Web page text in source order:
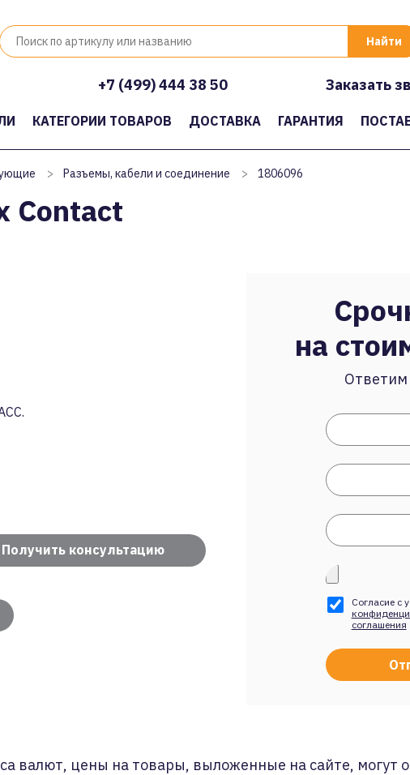
+7 (499) 444 38 50 Заказать
КАТЕГОРИИ ТОВАРОВ ДОСТАВКА ГАРАНТИЯ
> Разъемы, кабели и соединение > 1806096
Contact
Получить консультацию
на
Ответим
Согласие с
соглашения
валют, цены на товары, выложенные на сайте, могут